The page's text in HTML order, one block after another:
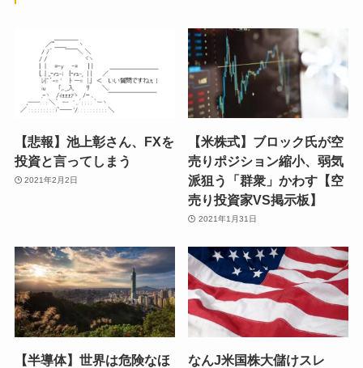
【悲報】池上彰さん、FXを
投資と言ってしまう
2021年2月2日
【米株式】ブロック氏が空
売りポジション縮小、弱気
派狙う「群衆」かわす【空
売り投資家VS掲示板】
2021年1月31日
【半導体】世界は危険なほ
なんJ米国株大儲けスレ